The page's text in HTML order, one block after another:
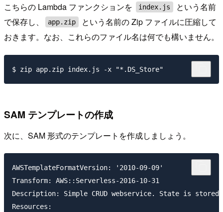
こちらの Lambda ファンクションを index.js
という名前
で保存し、
app.zip
という名前の Zip ファイルに圧縮して
おきます。なお、これらのファイル名は何でも構いません。
SAM テンプレートの作成
次に、SAM 形式のテンプレートを作成しましょう。
AWSTemplateFormatVersion: '2010-09-09'
Transform: AWS::Serverless-2016-10-31
Description: Simple CRUD webservice. State is stored
Resources: